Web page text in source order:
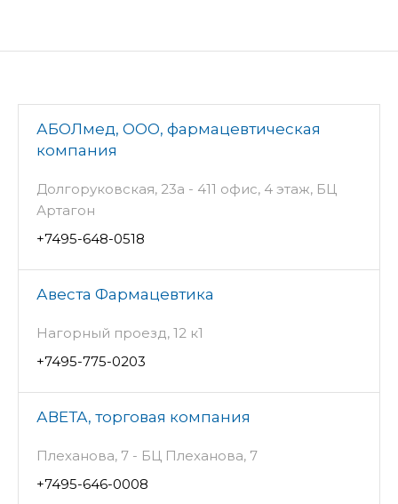
АБОЛмед, ООО, фармацевтическая
компания
Долгоруковская, 23а - 411 офис, 4 этаж, БЦ
Артагон
+7495-648-0518
Авеста Фармацевтика
Нагорный проезд, 12 к1
+7495-775-0203
АВЕТА, торговая компания
Плеханова, 7 - БЦ Плеханова, 7
+7495-646-0008